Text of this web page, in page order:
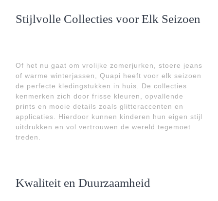
Stijlvolle Collecties voor Elk Seizoen
Of het nu gaat om vrolijke zomerjurken, stoere jeans
of warme winterjassen, Quapi heeft voor elk seizoen
de perfecte kledingstukken in huis. De collecties
kenmerken zich door frisse kleuren, opvallende
prints en mooie details zoals glitteraccenten en
applicaties. Hierdoor kunnen kinderen hun eigen stijl
uitdrukken en vol vertrouwen de wereld tegemoet
treden.
Kwaliteit en Duurzaamheid